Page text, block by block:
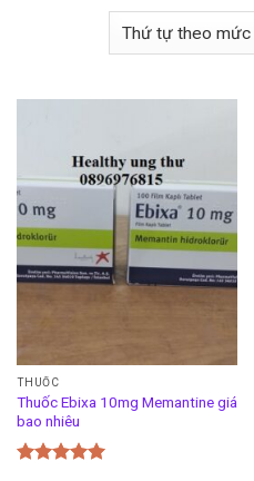
THUỐC
Thuốc Ebixa 10mg Memantine giá
bao nhiêu